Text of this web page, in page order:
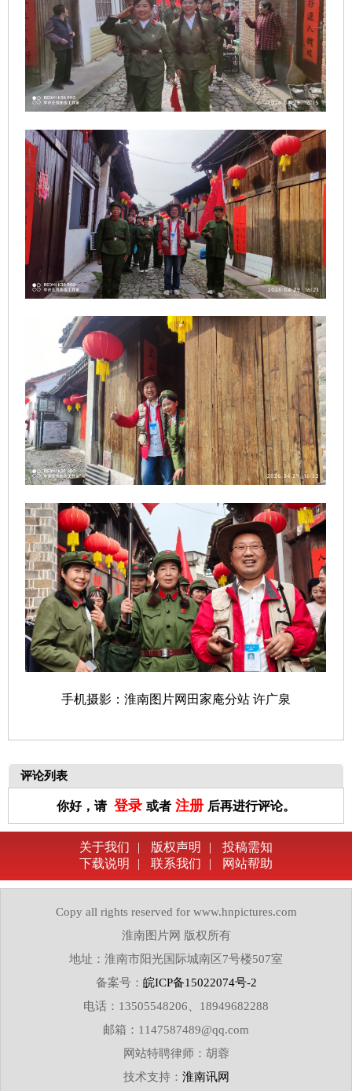
手机摄影：淮南图片网田家庵分站 许广泉
评论列表
你好，请 登录 或者 注册 后再进行评论。
关于我们 | 版权声明 |
投稿需知
下载说明
| 联系我们 | 网站帮助
Copy all rights reserved for www.hnpictures.com
淮南图片网 版权所有
地址：淮南市阳光国际城南区7号楼507室
备案号： 皖ICP备15022074号-2
电话：13505548206、18949682288
邮箱：1147587489@qq.com
网站特聘律师：胡蓉
技术支持： 淮南讯网